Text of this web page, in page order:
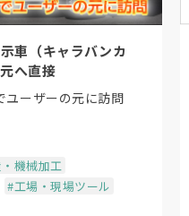
車（キャラバンカ
へ直接
ユーザーの元に訪問
機械加工
#工場・現場ツール